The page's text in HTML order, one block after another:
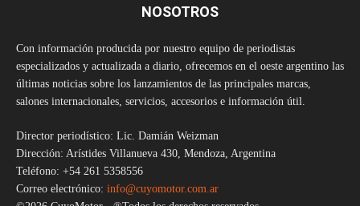
NOSOTROS
Con información producida por nuestro equipo de periodistas
especializados y actualizada a diario, ofrecemos en el oeste argentino las
últimas noticias sobre los lanzamientos de las principales marcas,
salones internacionales, servicios, accesorios e información útil.
Director periodístico: Lic. Damián Weizman
Dirección: Arístides Villanueva 430, Mendoza, Argentina
Teléfono: +54 261 5358556
Correo electrónico: info@cuyomotor.com.ar